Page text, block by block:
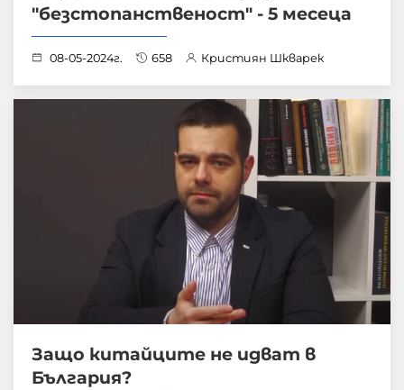
"безстопанственост" - 5 месеца
08-05-2024г. 658 Кристиян Шкварек
Защо китайците не идват в
България?